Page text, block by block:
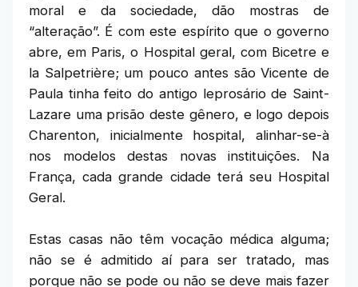
moral e da sociedade, dão mostras de
“alteração”. É com este espírito que o governo
abre, em Paris, o Hospital geral, com Bicetre e
la Salpetrière; um pouco antes são Vicente de
Paula tinha feito do antigo leprosário de Saint-
Lazare uma prisão deste gênero, e logo depois
Charenton, inicialmente hospital, alinhar-se-à
nos modelos destas novas instituições. Na
França, cada grande cidade terá seu Hospital
Geral.
Estas casas não têm vocação médica alguma;
não se é admitido aí para ser tratado, mas
porque não se pode ou não se deve mais fazer